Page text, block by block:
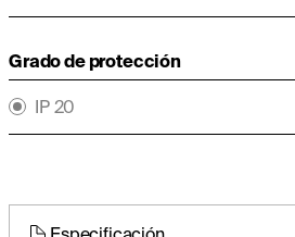
Grado de protección
IP 20